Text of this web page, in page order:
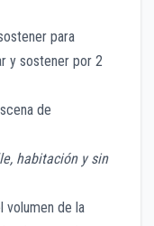
para
y sostener por 2
de
habitación y sin
volumen de la